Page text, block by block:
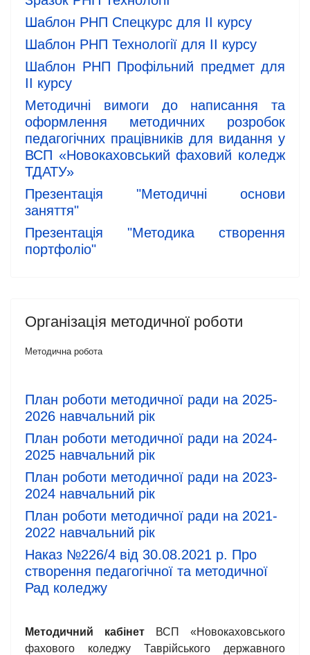
Шаблон РНП Спецкурс для ІІ курсу
Шаблон РНП Технології для ІІ курсу
Шаблон РНП Профільний предмет для
ІІ курсу
Методичні вимоги до написання та
оформлення методичних розробок
педагогічних працівників для видання у
ВСП «Новокаховський фаховий коледж
ТДАТУ»
Презентація "Методичні основи
заняття"
Презентація "Методика створення
портфоліо"
Організація методичної роботи
Методична робота
План роботи методичної ради на 2025-
2026 навчальний рік
План роботи методичної ради на 2024-
2025 навчальний рік
План роботи методичної ради на 2023-
2024 навчальний рік
План роботи методичної ради на 2021-
2022 навчальний рік
Наказ №226/4 від 30.08.2021 р. Про
створення педагогічної та методичної
Рад коледжу
Методичний кабінет ВСП «Новокаховського
фахового коледжу Таврійського державного